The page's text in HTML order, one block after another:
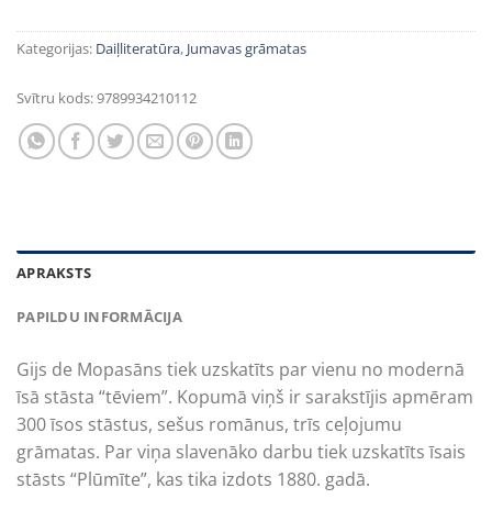
Kategorijas: Daiļliteratūra, Jumavas grāmatas
Svītru kods:9789934210112
APRAKSTS
PAPILDU INFORMĀCIJA
Gijs de Mopasāns tiek uzskatīts par vienu no modernā
īsā stāsta “tēviem”. Kopumā viņš ir sarakstījis apmēram
300 īsos stāstus, sešus romānus, trīs ceļojumu
grāmatas. Par viņa slavenāko darbu tiek uzskatīts īsais
stāsts “Plūmīte”, kas tika izdots 1880. gadā.